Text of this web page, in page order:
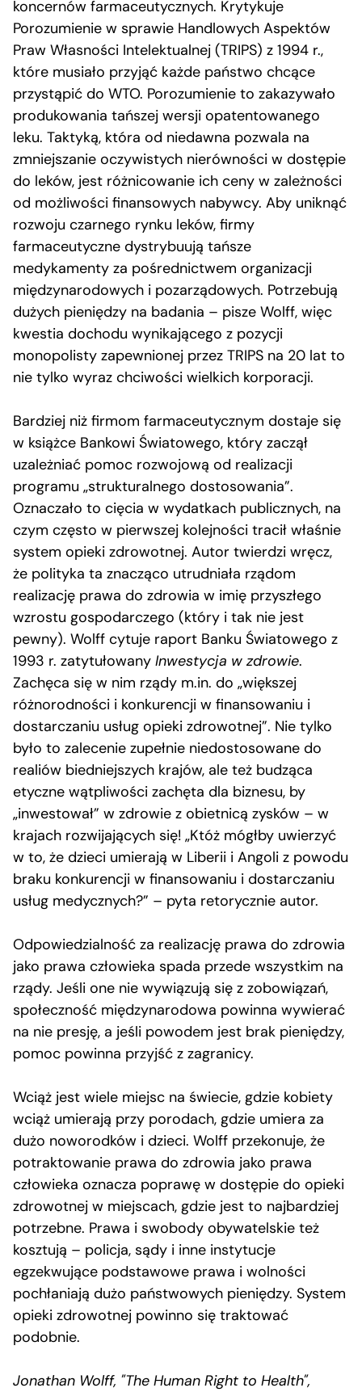
koncernów farmaceutycznych. Krytykuje
Porozumienie w sprawie Handlowych Aspektów
Praw Własności Intelektualnej (TRIPS) z 1994 r.,
które musiało przyjąć każde państwo chcące
przystąpić do WTO. Porozumienie to zakazywało
produkowania tańszej wersji opatentowanego
leku. Taktyką, która od niedawna pozwala na
zmniejszanie oczywistych nierówności w dostępie
do leków, jest różnicowanie ich ceny w zależności
od możliwości finansowych nabywcy. Aby uniknąć
rozwoju czarnego rynku leków, firmy
farmaceutyczne dystrybuują tańsze
medykamenty za pośrednictwem organizacji
międzynarodowych i pozarządowych. Potrzebują
dużych pieniędzy na badania – pisze Wolff, więc
kwestia dochodu wynikającego z pozycji
monopolisty zapewnionej przez TRIPS na 20 lat to
nie tylko wyraz chciwości wielkich korporacji.
Bardziej niż firmom farmaceutycznym dostaje się
w książce Bankowi Światowego, który zaczął
uzależniać pomoc rozwojową od realizacji
programu „strukturalnego dostosowania”.
Oznaczało to cięcia w wydatkach publicznych, na
czym często w pierwszej kolejności tracił właśnie
system opieki zdrowotnej. Autor twierdzi wręcz,
że polityka ta znacząco utrudniała rządom
realizację prawa do zdrowia w imię przyszłego
wzrostu gospodarczego (który i tak nie jest
pewny). Wolff cytuje raport Banku Światowego z
1993 r. zatytułowany Inwestycja w zdrowie.
Zachęca się w nim rządy m.in. do „większej
różnorodności i konkurencji w finansowaniu i
dostarczaniu usług opieki zdrowotnej”. Nie tylko
było to zalecenie zupełnie niedostosowane do
realiów biedniejszych krajów, ale też budząca
etyczne wątpliwości zachęta dla biznesu, by
„inwestował” w zdrowie z obietnicą zysków – w
krajach rozwijających się! „Któż mógłby uwierzyć
w to, że dzieci umierają w Liberii i Angoli z powodu
braku konkurencji w finansowaniu i dostarczaniu
usług medycznych?” – pyta retorycznie autor.
Odpowiedzialność za realizację prawa do zdrowia
jako prawa człowieka spada przede wszystkim na
rządy. Jeśli one nie wywiązują się z zobowiązań,
społeczność międzynarodowa powinna wywierać
na nie presję, a jeśli powodem jest brak pieniędzy,
pomoc powinna przyjść z zagranicy.
Wciąż jest wiele miejsc na świecie, gdzie kobiety
wciąż umierają przy porodach, gdzie umiera za
dużo noworodków i dzieci. Wolff przekonuje, że
potraktowanie prawa do zdrowia jako prawa
człowieka oznacza poprawę w dostępie do opieki
zdrowotnej w miejscach, gdzie jest to najbardziej
potrzebne. Prawa i swobody obywatelskie też
kosztują – policja, sądy i inne instytucje
egzekwujące podstawowe prawa i wolności
pochłaniają dużo państwowych pieniędzy. System
opieki zdrowotnej powinno się traktować
podobnie.
Jonathan Wolff, "The Human Right to Health",